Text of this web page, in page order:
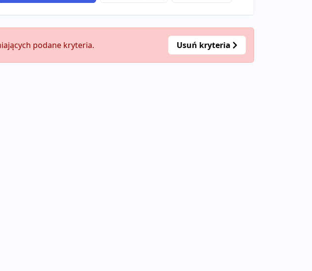
podane kryteria. Usuń kryteria